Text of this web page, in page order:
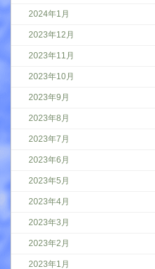
2024年1月
2023年12月
2023年11月
2023年10月
2023年9月
2023年8月
2023年7月
2023年6月
2023年5月
2023年4月
2023年3月
2023年2月
2023年1月